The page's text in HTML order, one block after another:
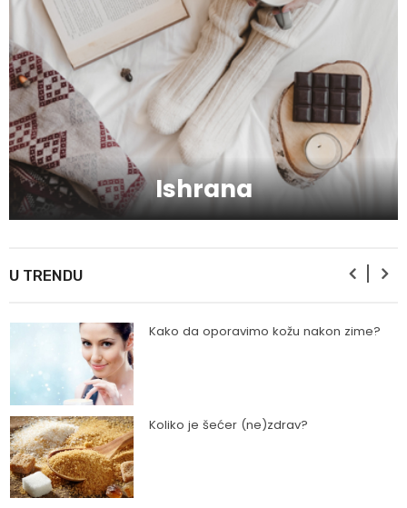
Ishrana
U TRENDU
Mitovi o zdravoj hrani
Skijanje pa plivanje, idealne aktivnosti na
raspustu u Sloveniji
Kako da oporavimo kožu nakon zime?
Koliko je šećer (ne)zdrav?